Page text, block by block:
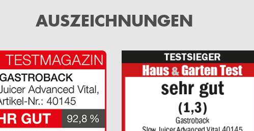
AUSZEICHNUNGEN